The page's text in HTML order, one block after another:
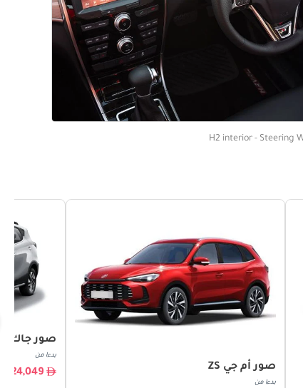
صور أم جي ZS
بدءا من
صور جاك JS3
بدءا من
24,049